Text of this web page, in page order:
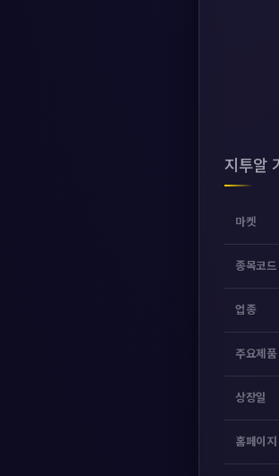
지투알
마켓
종목코드
업종
주요제품
상장일
홈페이지